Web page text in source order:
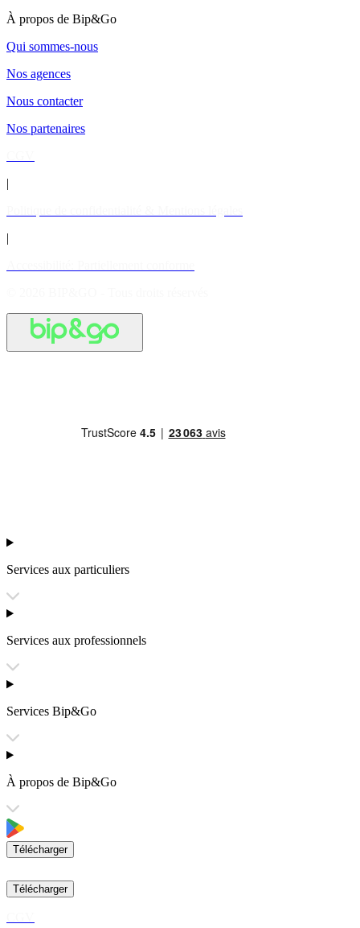
À propos de Bip&Go
Qui sommes-nous
Nos agences
Nous contacter
Nos partenaires
|
|
Services aux particuliers
Services aux professionnels
Services Bip&Go
À propos de Bip&Go
Télécharger
Télécharger